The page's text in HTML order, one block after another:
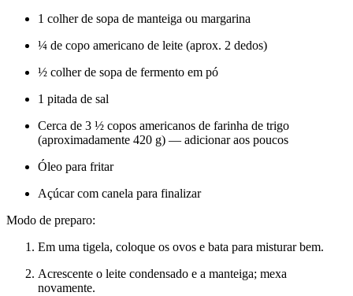
1 colher de sopa de manteiga ou margarina
¼ de copo americano de leite (aprox. 2 dedos)
½ colher de sopa de fermento em pó
1 pitada de sal
Cerca de 3 ½ copos americanos de farinha de trigo
(aproximadamente 420 g) — adicionar aos poucos
Óleo para fritar
Açúcar com canela para finalizar
Modo de preparo:
Em uma tigela, coloque os ovos e bata para misturar bem.
Acrescente o leite condensado e a manteiga; mexa
novamente.